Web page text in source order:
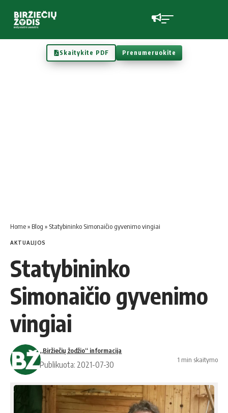
Skaitykite PDF Prenumeruokite
Home» Blog » Statybininko Simonaičio gyvenimo vingiai
AKTUALIJOS
Statybininko
Simonaičio gyvenimo
vingiai
„Biržiečių žodžio“ informacija
Publikuota: 2021-07-30
1 min skaitymo